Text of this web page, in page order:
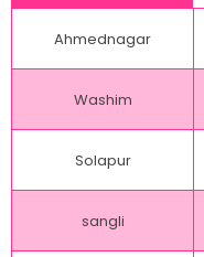
Ahmednagar
Washim
Solapur
sangli